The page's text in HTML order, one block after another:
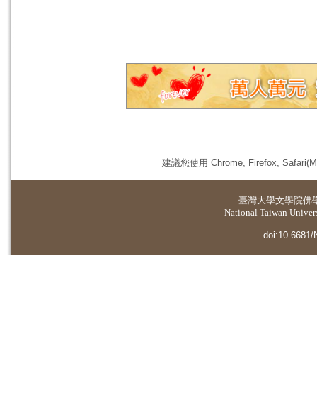
建議您使用 Chrome, Firefox,
臺灣大學文學院佛
National Taiwan
doi:10.6681/